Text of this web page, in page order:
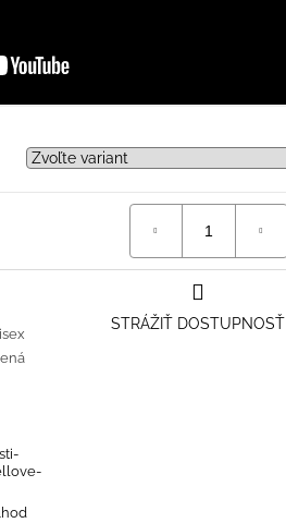
STRÁŽIŤ DOSTUPNOSŤ